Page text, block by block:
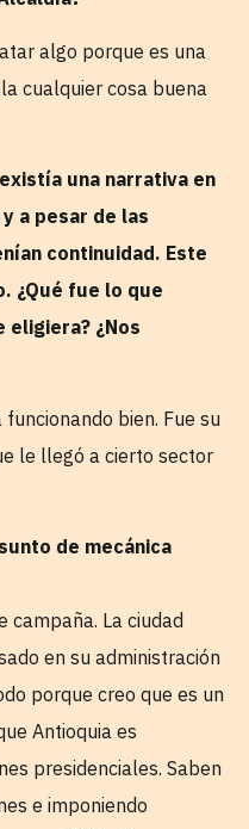
algo porque es una
cualquier cosa buena
una narrativa en
a pesar de las
continuidad. Este
¿Qué fue lo que
¿Nos
bien. Fue su
le llegó a cierto sector
de mecánica
campaña. La ciudad
en su administración
porque creo que es un
Antioquia es
presidenciales. Saben
e imponiendo